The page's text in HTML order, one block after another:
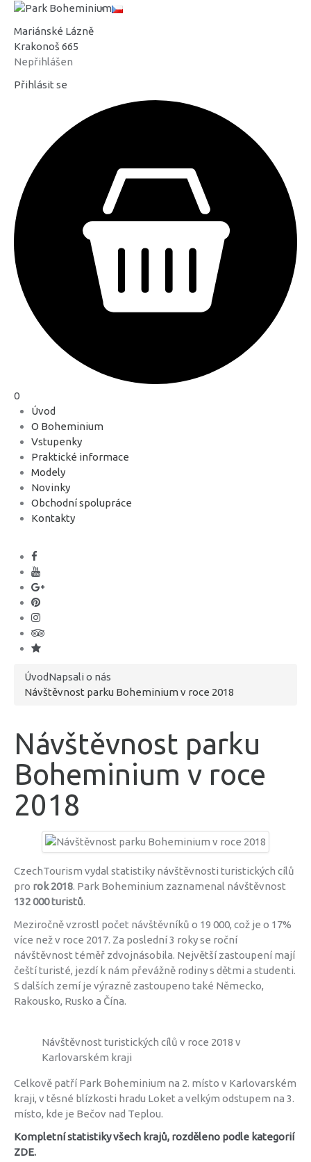
Mariánské Lázně
Krakonoš 665
Nepřihlášen
Přihlásit se
0
Úvod
O Boheminium
Vstupenky
Praktické informace
Modely
Novinky
Obchodní spolupráce
Kontakty
ÚvodNapsali o nás
Návštěvnost parku Boheminium v roce 2018
Návštěvnost parku
Boheminium v roce
2018
CzechTourism vydal statistiky návštěvnosti turistických cílů
pro rok 2018. Park Boheminium zaznamenal návštěvnost
132 000 turistů.
Meziročně vzrostl počet návštěvníků o 19 000, což je o 17%
více než v roce 2017. Za poslední 3 roky se roční
návštěvnost téměř zdvojnásobila. Největší zastoupení mají
čeští turisté, jezdí k nám převážně rodiny s dětmi a studenti.
S dalších zemí je výrazně zastoupeno také Německo,
Rakousko, Rusko a Čína.
Návštěvnost turistických cílů v roce 2018 v
Karlovarském kraji
Celkově patří Park Boheminium na 2. místo v Karlovarském
kraji, v těsné blízkosti hradu Loket a velkým odstupem na 3.
místo, kde je Bečov nad Teplou.
Kompletní statistiky všech krajů, rozděleno podle kategorií
ZDE.